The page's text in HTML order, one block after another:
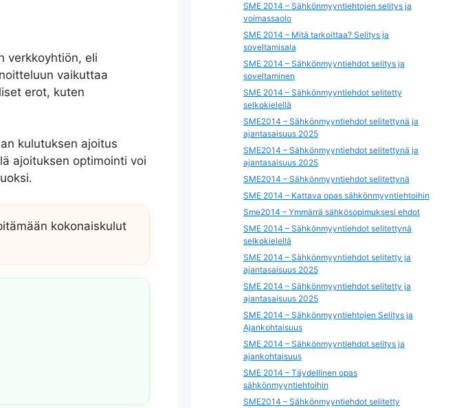
verkkoyhtiön, eli
vaikuttaa
erot, kuten
kulutuksen ajoitus
ajoituksen optimointi voi
kokonaiskulut
SME 2014 – Sähkönmyyntiehtojen selitys ja
voimassaolo
SME 2014 – Mitä tarkoittaa? Selitys ja
soveltamisala
SME 2014 – Sähkönmyyntiehdot selitys ja
soveltaminen
SME 2014 – Sähkönmyyntiehdot selitetty
selkokielellä
SME2014 – Sähkönmyyntiehdot selitettynä ja
ajantasaisuus 2025
SME2014 – Sähkönmyyntiehdot selitettynä ja
ajantasaisuus 2025
SME2014 – Sähkönmyyntiehdot selitettynä
SME 2014 – Kattava opas sähkönmyyntiehtoihin
Sme2014 – Ymmärrä sähkösopimuksesi ehdot
SME 2014 – Sähkönmyyntiehdot selitettynä
selkokielellä
SME 2014 – Sähkönmyyntiehdot selitetty ja
ajantasaisuus 2025
SME 2014 – Sähkönmyyntiehdot selitetty ja
ajantasaisuus 2025
SME 2014 – Sähkönmyyntiehtojen Selitys ja
Ajankohtaisuus
SME 2014 – Sähkönmyyntiehdot selitys ja
ajankohtaisuus
SME 2014 – Täydellinen opas
sähkönmyyntiehtoihin
SME2014 – Sähkönmyyntiehdot selitetty